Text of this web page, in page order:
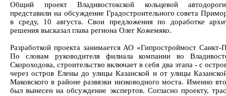
Общий проект Владивостокской кольцевой
представили на обсуждение Градостроительного совета
в среду, 10 августа. Свои предложения по доработке
решения высказал глава региона Олег Кожемяко.
Разработкой проекта занимается АО «Гипростроймост Санкт-
По словам руководителя филиала компании во
Скороходова, строительство включает в себя два этапа - с
через остров Елены до улицы Казанской и от улицы
Маковского в районе развязки низководного моста. Именно
был вынесен на обсуждение экспертов. Согласно проекту,